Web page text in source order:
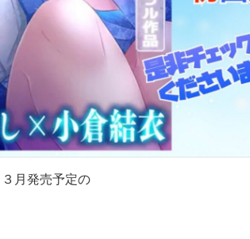
月発売予定の